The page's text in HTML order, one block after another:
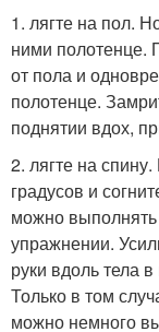
1. лягте на пол.
ними полотенце.
от пола и
полотенце.
поднятии вдох,
2. лягте на
градусов и
можно
упражнении.
руки вдоль тела
Только в том
можно немного